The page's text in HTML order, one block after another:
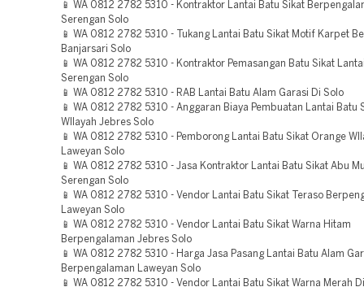
📱 WA 0812 2782 5310 - Kontraktor Lantai Batu Sikat
Serengan Solo
📱 WA 0812 2782 5310 - Tukang Lantai Batu Sikat Motif Karpet
Banjarsari Solo
📱 WA 0812 2782 5310 - Kontraktor Pemasangan Batu Sikat
Serengan Solo
📱 WA 0812 2782 5310 - RAB Lantai Batu Alam Garasi Di Solo
📱 WA 0812 2782 5310 - Anggaran Biaya Pembuatan Lantai Batu
WIlayah Jebres Solo
📱 WA 0812 2782 5310 - Pemborong Lantai Batu Sikat Orange
Laweyan Solo
📱 WA 0812 2782 5310 - Jasa Kontraktor Lantai Batu Sikat Abu
Serengan Solo
📱 WA 0812 2782 5310 - Vendor Lantai Batu Sikat Teraso
Laweyan Solo
📱 WA 0812 2782 5310 - Vendor Lantai Batu Sikat Warna Hitam
Berpengalaman Jebres Solo
📱 WA 0812 2782 5310 - Harga Jasa Pasang Lantai Batu Alam
Berpengalaman Laweyan Solo
📱 WA 0812 2782 5310 - Vendor Lantai Batu Sikat Warna Merah